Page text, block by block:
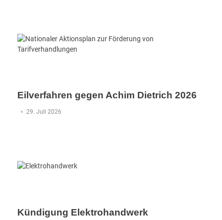
Eilverfahren gegen Achim Dietrich 2026
29. Juli 2026
Kündigung Elektrohandwerk